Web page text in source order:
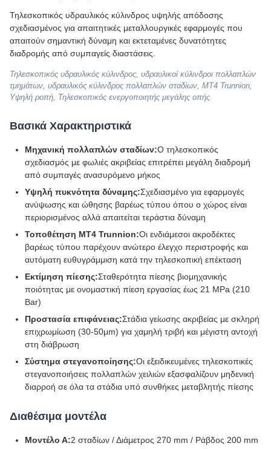
Τηλεσκοπικός υδραυλικός κύλινδρος υψηλής απόδοσης
σχεδιασμένος για απαιτητικές μεταλλουργικές εφαρμογές που
απαιτούν σημαντική δύναμη και εκτεταμένες δυνατότητες
διαδρομής από συμπαγείς διαστάσεις.
Τηλεσκοπικός υδραυλικός κύλινδρος, υδραυλικοί κύλινδροι πολλαπλών
τμημάτων, υδραυλικός κύλινδρος πολλαπλών σταδίων, MT4 Trunnion,
Υψηλή ροπή, Τηλεσκοπικός ενεργοποιητής μεγάλης οπής
Βασικά Χαρακτηριστικά
Μηχανική πολλαπλών σταδίων:Ο τηλεσκοπικός
σχεδιασμός με φωλιές ακριβείας επιτρέπει μεγάλη διαδρομή
από συμπαγές ανασυρόμενο μήκος
Υψηλή πυκνότητα δύναμης:Σχεδιασμένο για εφαρμογές
ανύψωσης και ώθησης βαρέως τύπου όπου ο χώρος είναι
περιορισμένος αλλά απαιτείται τεράστια δύναμη
Τοποθέτηση MT4 Trunnion:Οι ενδιάμεσοι ακροδέκτες
βαρέως τύπου παρέχουν ανώτερο έλεγχο περιστροφής και
αυτόματη ευθυγράμμιση κατά την τηλεσκοπική επέκταση
Εκτίμηση πίεσης:Σταθερότητα πίεσης βιομηχανικής
ποιότητας με ονομαστική πίεση εργασίας έως 21 MPa (210
Bar)
Προστασία επιφάνειας:Στάδια γείωσης ακριβείας με σκληρή
επιχρωμίωση (30-50μm) για χαμηλή τριβή και μέγιστη αντοχή
στη διάβρωση
Σύστημα στεγανοποίησης:Οι εξειδικευμένες τηλεσκοπικές
στεγανοποιήσεις πολλαπλών χειλιών εξασφαλίζουν μηδενική
διαρροή σε όλα τα στάδια υπό συνθήκες μεταβλητής πίεσης
Διαθέσιμα μοντέλα
Μοντέλο Α:2 σταδίων / Διάμετρος 270 mm / Ράβδος 200 mm